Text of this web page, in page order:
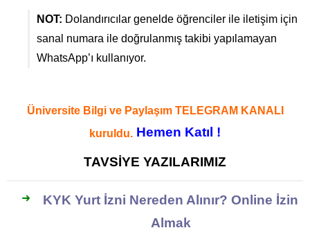
NOT: Dolandırıcılar genelde öğrenciler ile iletişim için
sanal numara ile doğrulanmış takibi yapılamayan
WhatsApp’ı kullanıyor.
Üniversite Bilgi ve Paylaşım TELEGRAM KANALI
kuruldu. Hemen Katıl !
TAVSİYE YAZILARIMIZ
KYK Yurt İzni Nereden Alınır? Online İzin
Almak